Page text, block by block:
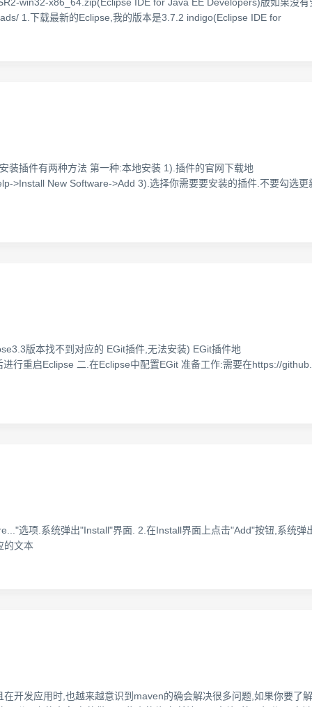
1.下载最新的Eclipse,我的版本是3.7.2 indigo(Eclipse IDE for
装插件有两种方法 第一种:本地安装 1).插件的官网下载地
New Software->Add 3).选择你需要要安装的插件.不要勾选更
版本找不到对应的 EGit插件,无法安装) EGit插件地
行重启Eclipse 二.在Eclipse中配置EGit 准备工作:需要在https://
选项.系统弹出"Install"界面. 2.在Install界面上点击"Add"按钮,系统弹
的文本
开发应用时,也越来越意识到maven的确会解决很多问题,如果你要了